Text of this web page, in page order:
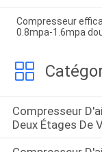
Compresseur
0.8mpa-1.6mpa
Compresseur
Deux Étages De